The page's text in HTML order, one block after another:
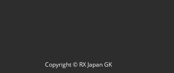
Copyright © RX Japan GK